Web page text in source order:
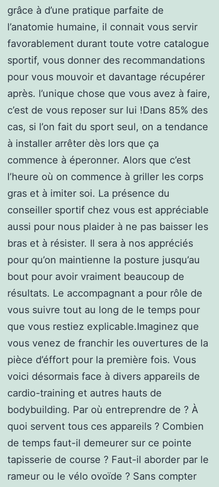
grâce à d’une pratique parfaite de
l’anatomie humaine, il connait vous servir
favorablement durant toute votre catalogue
sportif, vous donner des recommandations
pour vous mouvoir et davantage récupérer
après. l’unique chose que vous avez à faire,
c’est de vous reposer sur lui !Dans 85% des
cas, si l’on fait du sport seul, on a tendance
à installer arrêter dès lors que ça
commence à éperonner. Alors que c’est
l’heure où on commence à griller les corps
gras et à imiter soi. La présence du
conseiller sportif chez vous est appréciable
aussi pour nous plaider à ne pas baisser les
bras et à résister. Il sera à nos appréciés
pour qu’on maintienne la posture jusqu’au
bout pour avoir vraiment beaucoup de
résultats. Le accompagnant a pour rôle de
vous suivre tout au long de le temps pour
que vous restiez explicable.Imaginez que
vous venez de franchir les ouvertures de la
pièce d’éffort pour la première fois. Vous
voici désormais face à divers appareils de
cardio-training et autres hauts de
bodybuilding. Par où entreprendre de ? À
quoi servent tous ces appareils ? Combien
de temps faut-il demeurer sur ce pointe
tapisserie de course ? Faut-il aborder par le
rameur ou le vélo ovoïde ? Sans compter